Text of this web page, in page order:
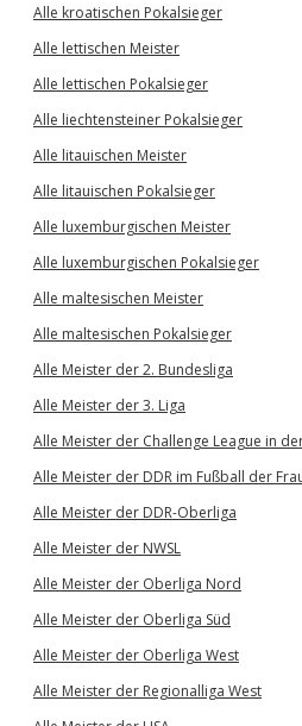
Alle kroatischen Pokalsieger
Alle lettischen Meister
Alle lettischen Pokalsieger
Alle liechtensteiner Pokalsieger
Alle litauischen Meister
Alle litauischen Pokalsieger
Alle luxemburgischen Meister
Alle luxemburgischen Pokalsieger
Alle maltesischen Meister
Alle maltesischen Pokalsieger
Alle Meister der 2. Bundesliga
Alle Meister der 3. Liga
Alle Meister der Challenge League in
Alle Meister der DDR im Fußball der
Alle Meister der DDR-Oberliga
Alle Meister der NWSL
Alle Meister der Oberliga Nord
Alle Meister der Oberliga Süd
Alle Meister der Oberliga West
Alle Meister der Regionalliga West